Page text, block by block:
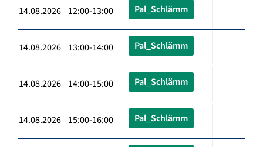
14.08.2026 12:00-13:00 Pal_Schlämm
14.08.2026 13:00-14:00 Pal_Schlämm
14.08.2026 14:00-15:00 Pal_Schlämm
14.08.2026 15:00-16:00 Pal_Schlämm